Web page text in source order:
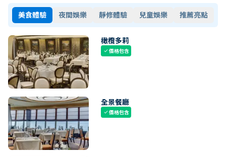
美食體驗 夜間娛樂 靜修體驗 兒童娛樂 推薦亮點
橄欖多莉
check價格包含
全景餐廳
check價格包含